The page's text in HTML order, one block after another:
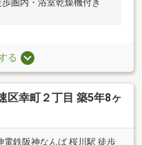
圏内・浴室乾燥機付き
る
区幸町２丁目 築5年8ヶ
電鉄阪神なんば 桜川駅 徒歩